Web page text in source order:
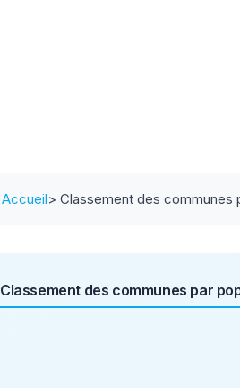
Accueil> Classement des communes
Classement des communes par